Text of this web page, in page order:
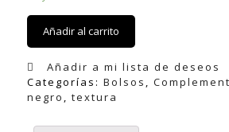
Añadir al carrito
Añadir a mi lista de deseos
Categorías: Bolsos ,
negro , textura